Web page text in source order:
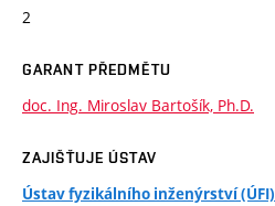
2
GARANT PŘEDMĚTU
doc. Ing. Miroslav Bartošík, Ph.D.
ZAJIŠŤUJE ÚSTAV
Ústav fyzikálního inženýrství (ÚFI)